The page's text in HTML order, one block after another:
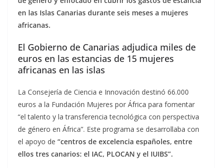
en las Islas Canarias durante seis meses a mujeres
africanas.
El Gobierno de Canarias adjudica miles de
euros en las estancias de 15 mujeres
africanas en las islas
La Consejería de Ciencia e Innovación destinó 66.000
euros a la Fundación Mujeres por África para fomentar
“el talento y la transferencia tecnológica con perspectiva
de género en África”. Este programa se desarrollaba con
el apoyo de “centros de excelencia españoles, entre
ellos tres canarios: el IAC, PLOCAN y el IUIBS”.